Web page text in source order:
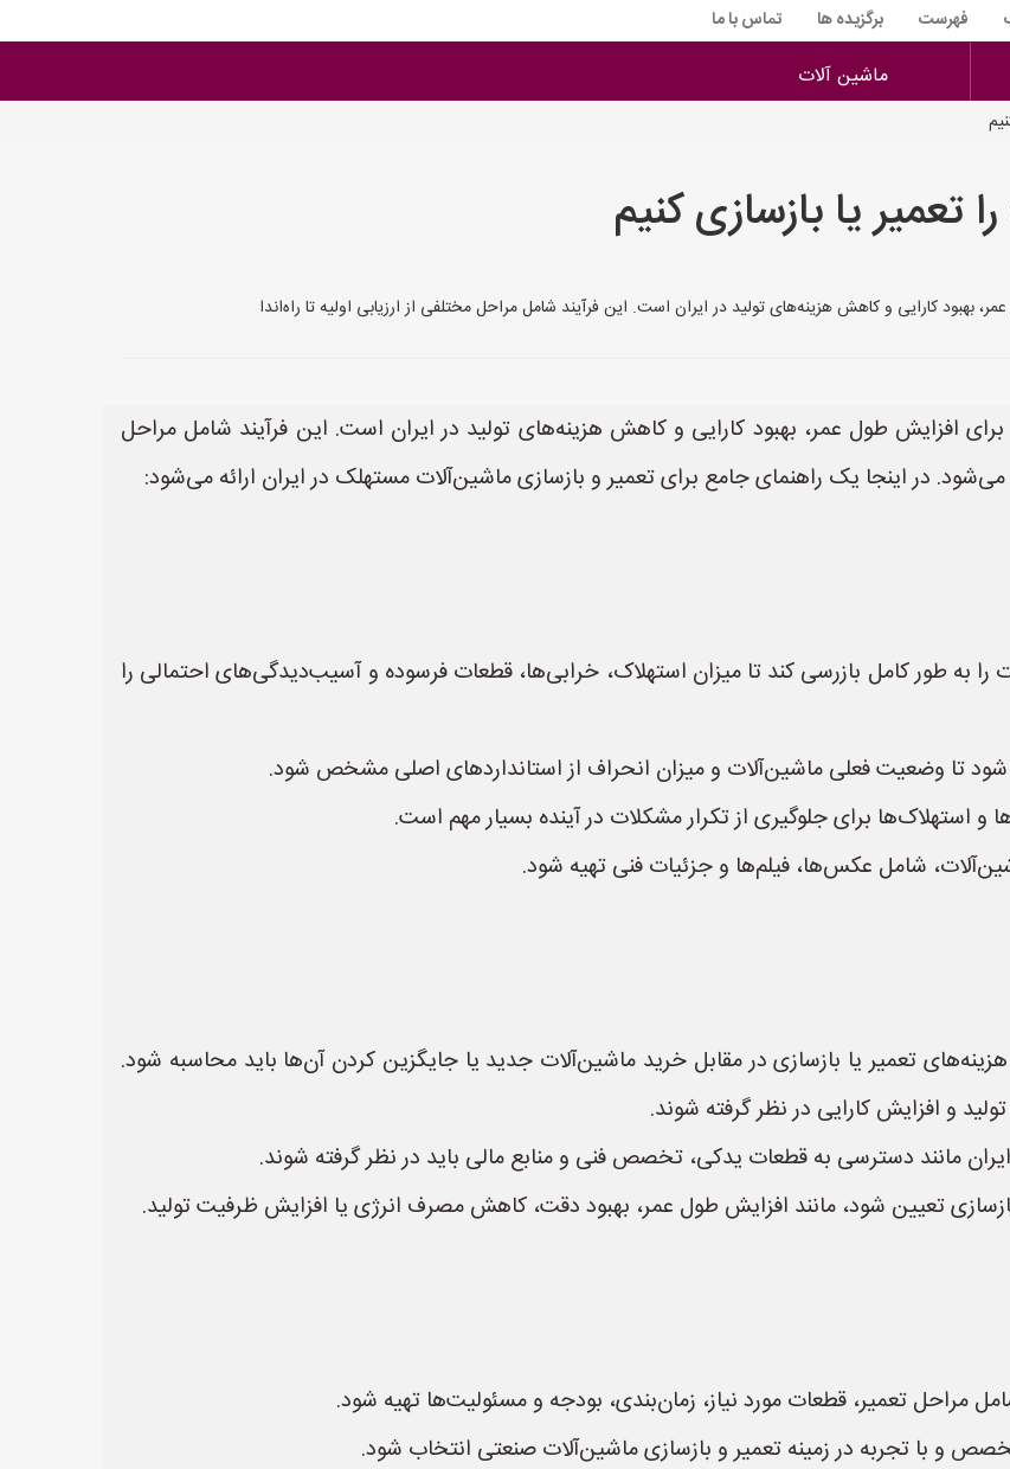
فهرست برگزیده ها تماس با ما
ماشین آلات
یا بازسازی کنیم
کارایی و کاهش هزینه‌های تولید در ایران است. این فرآیند شامل مراحل مختلفی از ارزیابی اولیه تا راه‌اندا
افزایش طول عمر، بهبود کارایی و کاهش هزینه‌های تولید در ایران است. این فرآیند شامل مراحل
می‌شود. در اینجا یک راهنمای جامع برای تعمیر و بازسازی ماشین‌آلات مستهلک در ایران ارائه می‌شود:
طور کامل بازرسی کند تا میزان استهلاک، خرابی‌ها، قطعات فرسوده و آسیب‌دیدگی‌های احتمالی را
تا وضعیت فعلی ماشین‌آلات و میزان انحراف از استانداردهای اصلی مشخص شود.
برای جلوگیری از تکرار مشکلات در آینده بسیار مهم است.
شامل عکس‌ها، فیلم‌ها و جزئیات فنی تهیه شود.
تعمیر یا بازسازی در مقابل خرید ماشین‌آلات جدید یا جایگزین کردن آن‌ها باید محاسبه شود.
و افزایش کارایی در نظر گرفته شوند.
مانند دسترسی به قطعات یدکی، تخصص فنی و منابع مالی باید در نظر گرفته شوند.
تعیین شود، مانند افزایش طول عمر، بهبود دقت، کاهش مصرف انرژی یا افزایش ظرفیت تولید.
مراحل تعمیر، قطعات مورد نیاز، زمان‌بندی، بودجه و مسئولیت‌ها تهیه شود.
و با تجربه در زمینه تعمیر و بازسازی ماشین‌آلات صنعتی انتخاب شود.